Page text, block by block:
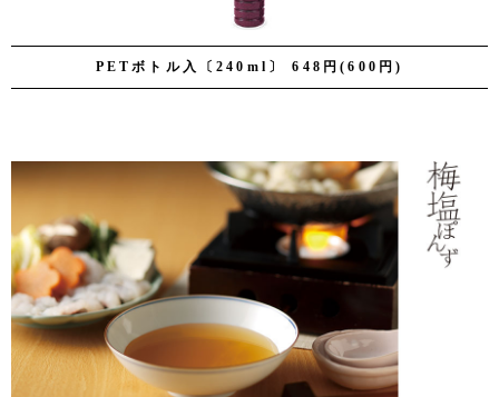
PETボトル入〔240ml〕 648円(600円)